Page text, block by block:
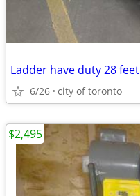
Ladder have duty 28 feet
6/26 city of toronto
$2,495